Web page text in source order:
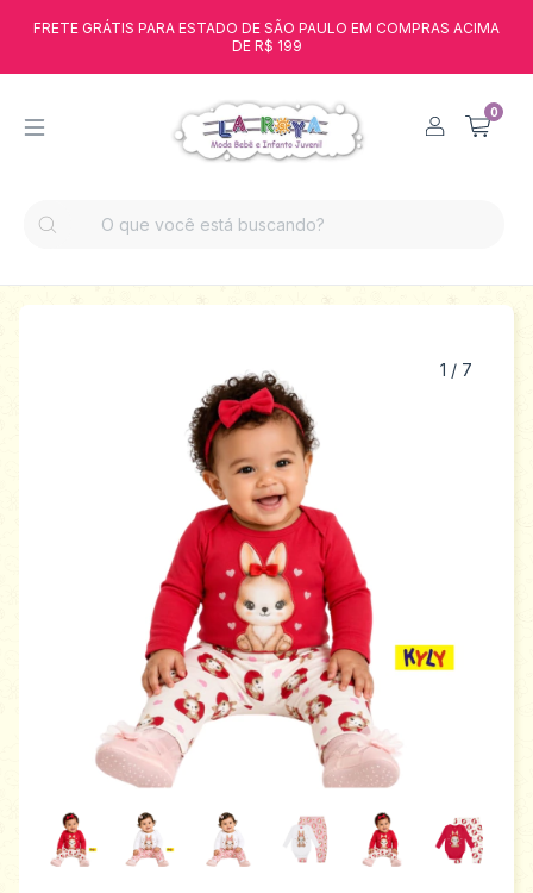
FRETE GRÁTIS PARA ESTADO DE SÃO PAULO EM COMPRAS ACIMA
DE R$ 199
0
1 / 7